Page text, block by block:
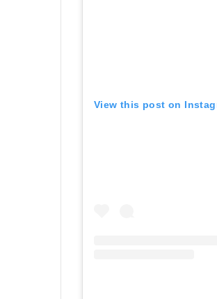
View this post on